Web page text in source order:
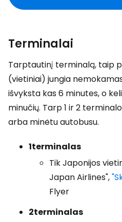
Terminalai
Tarptautinį terminalą, taip
(vietiniai) jungia
išvyksta kas 6 minutes, o
minučių. Tarp 1 ir 2
arba minėtu autobusu.
1terminalas
Tik Japonijos
Japan Airlines",
Flyer
2terminalas